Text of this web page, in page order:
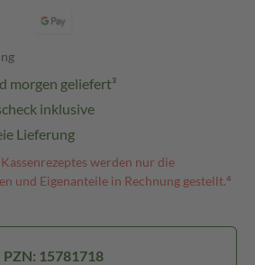
morgen geliefert³
inklusive
Lieferung
werden nur die
und Eigenanteile in Rechnung gestellt.⁴
PZN: 15781718